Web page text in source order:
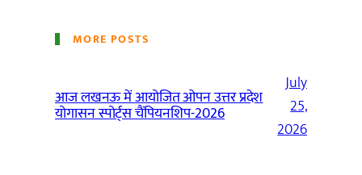
MORE POSTS
आज लखनऊ में आयोजित ओपन उत्तर प्रदेश
योगासन स्पोर्ट्स चैंपियनशिप-2026
July
25,
2026